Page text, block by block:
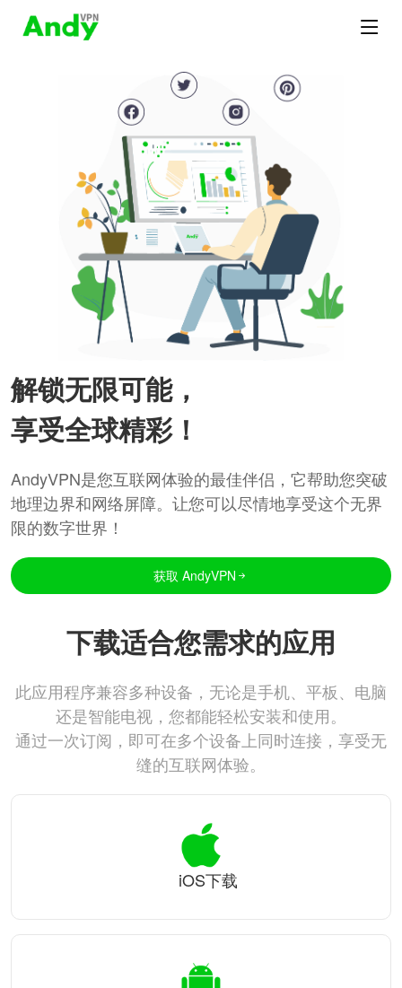
解锁无限可能，
享受全球精彩！
AndyVPN是您互联网体验的最佳伴侣，它帮助您突破
地理边界和网络屏障。让您可以尽情地享受这个无界
限的数字世界！
获取 AndyVPN
下载适合您需求的应用
此应用程序兼容多种设备，无论是手机、平板、电脑
还是智能电视，您都能轻松安装和使用。
通过一次订阅，即可在多个设备上同时连接，享受无
缝的互联网体验。
iOS下载